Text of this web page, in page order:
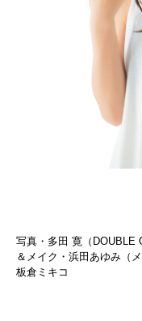
写真・多田 寛（
＆メイク・浜田あゆみ（
板倉ミキコ